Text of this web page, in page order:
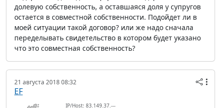
долевую собственность, а оставшаяся доля у супругов
остается в совместной собственности. Подойдет ли в
моей ситуации такой договор? или же надо сначала
переделывать свидетельство в котором будет указано
что это совместная собственность?
21 августа 2018 08:32
EF
IP/Host: 83.149.37.---